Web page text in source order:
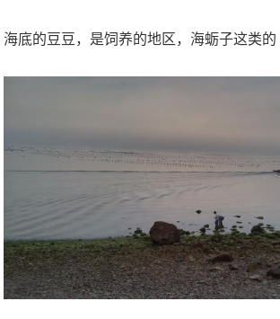
海底的豆豆，是饲养的地区，海蛎子这类的